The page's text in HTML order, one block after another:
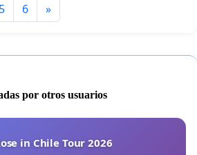
5 6 »
por otros usuarios
in Chile Tour 2026